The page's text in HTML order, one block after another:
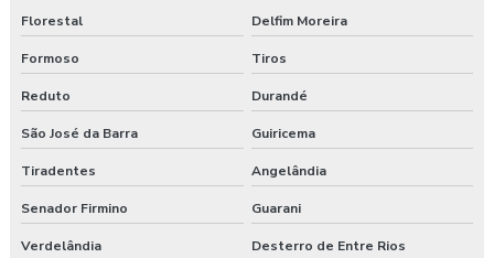
Florestal Delfim Moreira
Formoso Tiros
Reduto Durandé
São José da Barra Guiricema
Tiradentes Angelândia
Senador Firmino Guarani
Verdelândia Desterro de Entre Rios